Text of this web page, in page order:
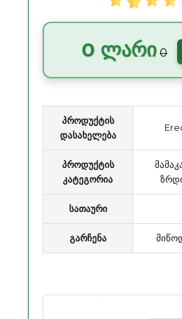
0 ლარი 0
პროდუქტის
დასახელება
პროდუქტის
კატეგორია
სათაური
გარჩენა